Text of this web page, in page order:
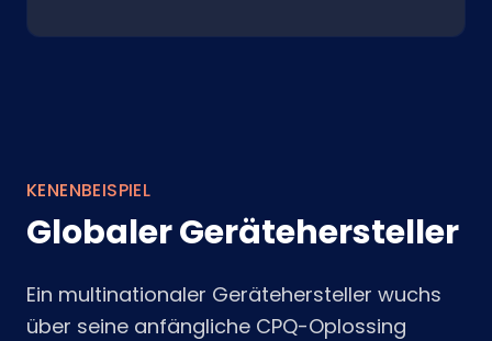
KENENBEISPIEL
Globaler Gerätehersteller
Ein multinationaler Gerätehersteller wuchs
über seine anfängliche CPQ-Oplossing